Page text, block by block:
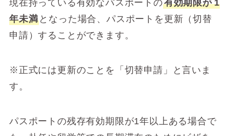
現在持っている有効なパスポートの有効期限が 1
年未満 となった場合、パスポートを更新（切替
申請）することができます。
※正式には更新のことを「切替申請」と言いま
す。
パスポートの残存有効期限が1年以上ある場合で